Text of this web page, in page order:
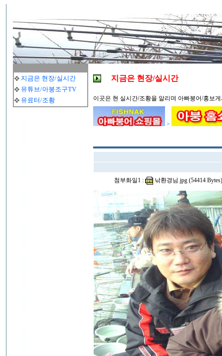
지금은 현장/실시간
유튜브/아붕조구TV
유료터/조황
지금은 현장/실시간
이곳은 현 실시간/조황을 알리며 아빠붕어/홍보
>
첨부화일1 : 낚환경님.jpg (54414 Bytes)